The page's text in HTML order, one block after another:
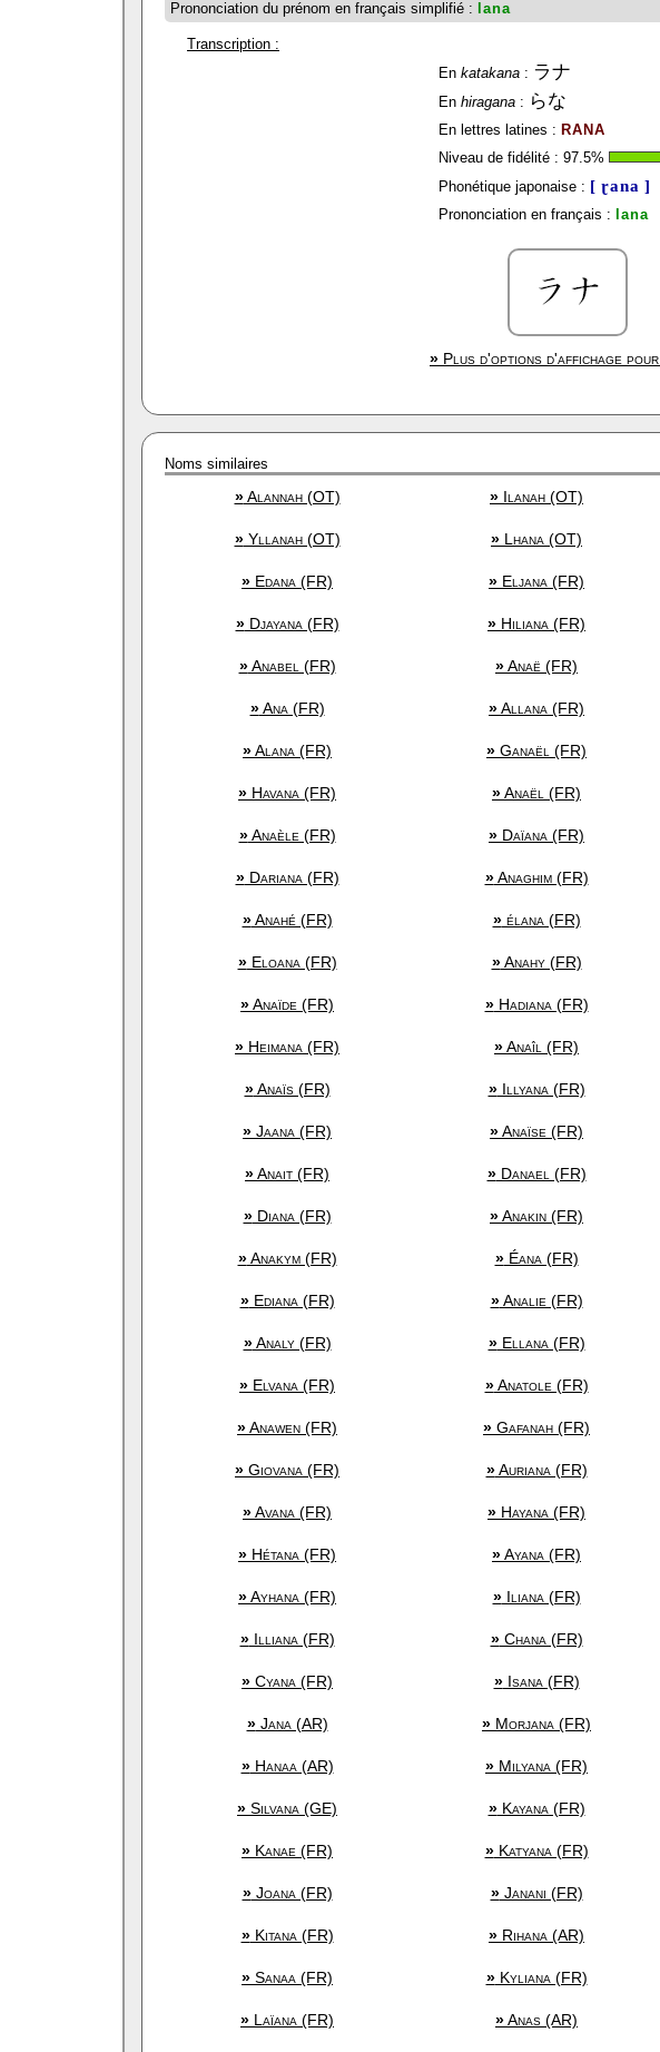
Prononciation du prénom en français simplifié : lana
Transcription :
En katakana: ラナ
En hiragana: らな
En lettres latines : RANA
Niveau de fidélité : 97.5%
Phonétique japonaise : [ ɽana ]
Prononciation en français : lana
» Plus d'options d'affichage pour
Noms similaires
»Alannah (OT) » Ilanah (OT)
»Yllanah (OT) » Lhana (OT)
» Edana (FR) » Eljana (FR)
»Djayana (FR) » Hiliana (FR)
»Anabel (FR) »Anaë (FR)
»Ana (FR) »Allana (FR)
»Alana (FR) » Ganaël (FR)
» Havana (FR) »Anaël (FR)
»Anaèle (FR) » Daïana (FR)
»Dariana (FR) »Anaghim (FR)
»Anahé (FR) »élana (FR)
»Eloana (FR) »Anahy (FR)
»Anaïde (FR) »Hadiana (FR)
» Heimana (FR) »Anaîl (FR)
»Anaïs (FR) »Illyana (FR)
» Jaana (FR) »Anaïse (FR)
»Anait (FR) »Danael (FR)
»Diana (FR) »Anakin (FR)
»Anakym (FR) »Éana (FR)
»Ediana (FR) »Analie (FR)
»Analy (FR) »Ellana (FR)
» Elvana (FR) »Anatole (FR)
»Anawen (FR) » Gafanah (FR)
» Giovana (FR) »Auriana (FR)
»Avana (FR) » Hayana (FR)
» Hétana (FR) »Ayana (FR)
»Ayhana (FR) »Iliana (FR)
»Illiana (FR) »Chana (FR)
» Cyana (FR) »Isana (FR)
»Jana (AR) » Morjana (FR)
»Hanaa (AR) » Milyana (FR)
» Silvana (GE) »Kayana (FR)
» Kanae (FR) »Katyana (FR)
»Joana (FR) »Janani (FR)
»Kitana (FR) » Rihana (AR)
» Sanaa (FR) »Kyliana (FR)
» Laïana (FR) »Anas (AR)